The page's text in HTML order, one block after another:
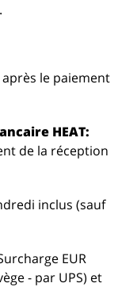
le paiement
HEAT:
de la réception
inclus (sauf
EUR
- par UPS) et